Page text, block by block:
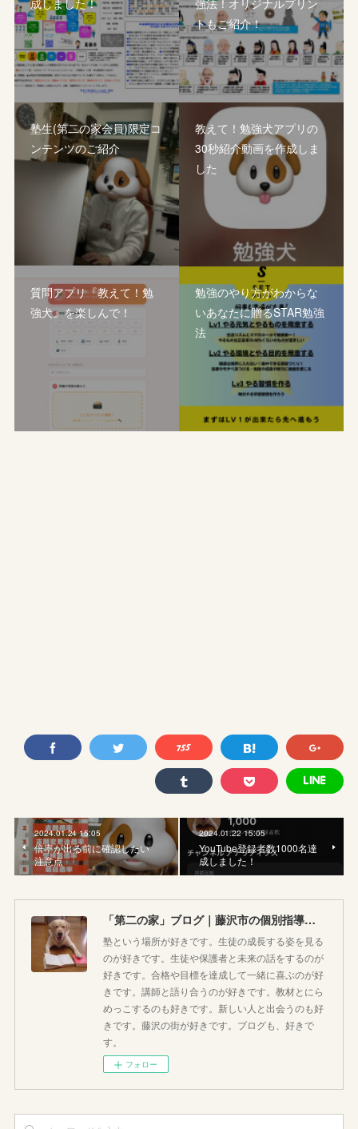
トもご紹介！
塾生(第二の家会員)限定コ
ンテンツのご紹介
教えて！勉強犬アプリの
30秒紹介動画を作成しま
した
質問アプリ『教えて！勉
強犬』を楽しんで！
勉強のやり方がわからな
いあなたに贈るSTAR勉強
法
2024.01.24 15:05
倍率が出る前に確認したい
注意点
2024.01.22 15:05
YouTube登録者数1000名達
成しました！
「第二の家」ブログ｜藤沢市の個別指導塾のお話
塾という場所が好きです。生徒の成長する姿を見る
のが好きです。生徒や保護者と未来の話をするのが
好きです。合格や目標を達成して一緒に喜ぶのが好
きです。講師と語り合うのが好きです。教材とにら
めっこするのも好きです。新しい人と出会うのも好
きです。藤沢の街が好きです。ブログも、好きで
す。
フォロー